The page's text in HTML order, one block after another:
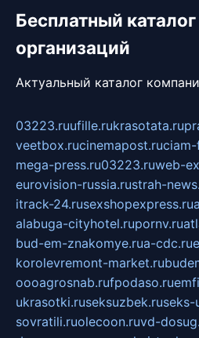
Бесплатный
организаций
Актуальный каталог
03223.ruufille.rukrasotata.ru
veetbox.rucinemapost.ruciam-
mega-press.ru03223.ruweb-
eurovision-russia.rustrah-
itrack-24.rusexshopexpress.ru
alabuga-cityhotel.rupornv.ru
bud-em-znakomye.rua-cdc.ru
korolevremont-market.ru
oooagrosnab.rufpodaso.ru
ukrasotki.ruseksuzbek.ruseks-
sovratili.ruolecoon.ruvd-